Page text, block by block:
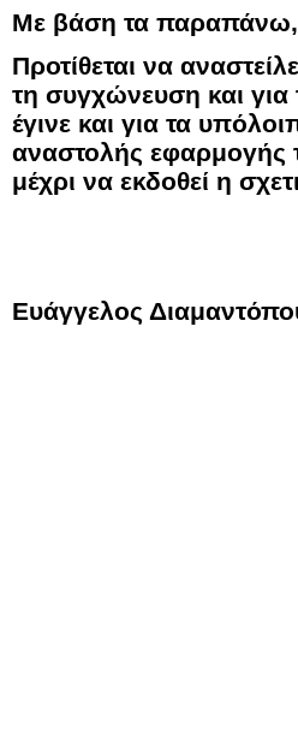
Με βάση τα παραπάνω,
Προτίθεται να
τη συγχώνευση και
έγινε και για τα
αναστολής εφαρμογής
μέχρι να εκδοθεί η
Ευάγγελος